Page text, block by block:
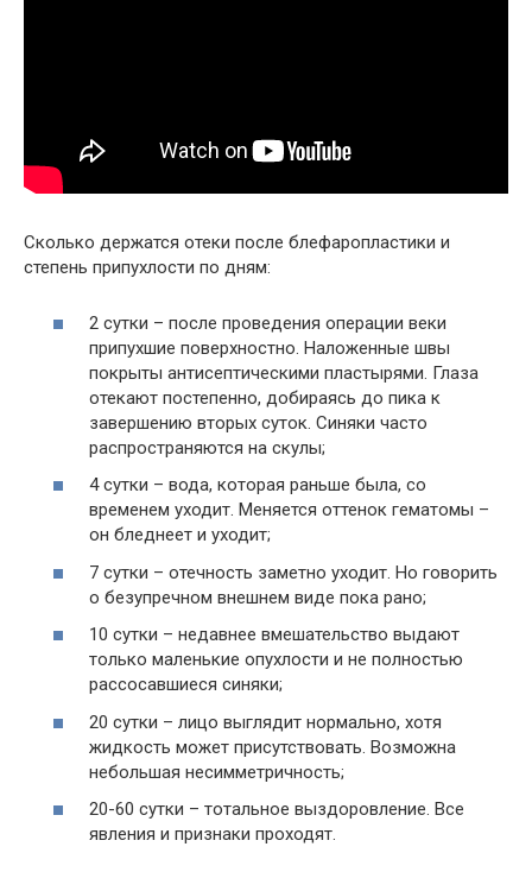
Сколько держатся отеки после блефаропластики и
степень припухлости по дням:
2 сутки – после проведения операции веки
припухшие поверхностно. Наложенные швы
покрыты антисептическими пластырями. Глаза
отекают постепенно, добираясь до пика к
завершению вторых суток. Синяки часто
распространяются на скулы;
4 сутки – вода, которая раньше была, со
временем уходит. Меняется оттенок гематомы –
он бледнеет и уходит;
7 сутки – отечность заметно уходит. Но говорить
о безупречном внешнем виде пока рано;
10 сутки – недавнее вмешательство выдают
только маленькие опухлости и не полностью
рассосавшиеся синяки;
20 сутки – лицо выглядит нормально, хотя
жидкость может присутствовать. Возможна
небольшая несимметричность;
20-60 сутки – тотальное выздоровление. Все
явления и признаки проходят.